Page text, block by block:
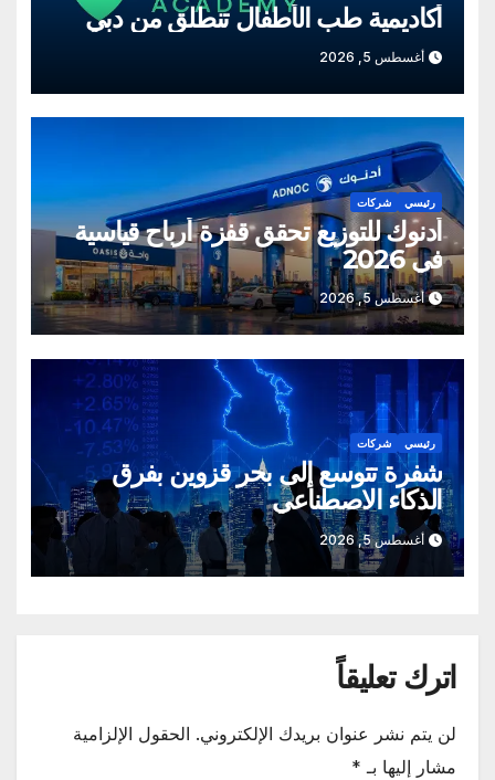
أكاديمية طب الأطفال تنطلق من دبي
أغسطس 5, 2026
رئيسي شركات
أدنوك للتوزيع تحقق قفزة أرباح قياسية
في 2026
أغسطس 5, 2026
رئيسي شركات
شفرة تتوسع إلى بحر قزوين بفرق
الذكاء الاصطناعي
أغسطس 5, 2026
اترك تعليقاً
لن يتم نشر عنوان بريدك الإلكتروني. الحقول الإلزامية
مشار إليها بـ *